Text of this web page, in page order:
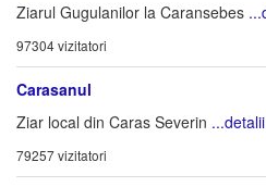
Ziarul Gugulanilor la Caransebes
97304 vizitatori
Carasanul
Ziar local din Caras Severin
79257 vizitatori